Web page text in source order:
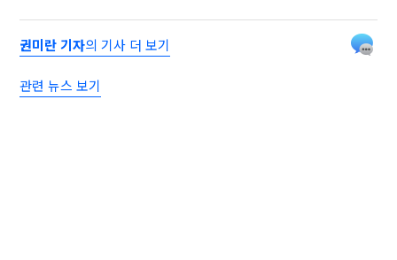
권미란 기자의 기사 더 보기
관련 뉴스 보기